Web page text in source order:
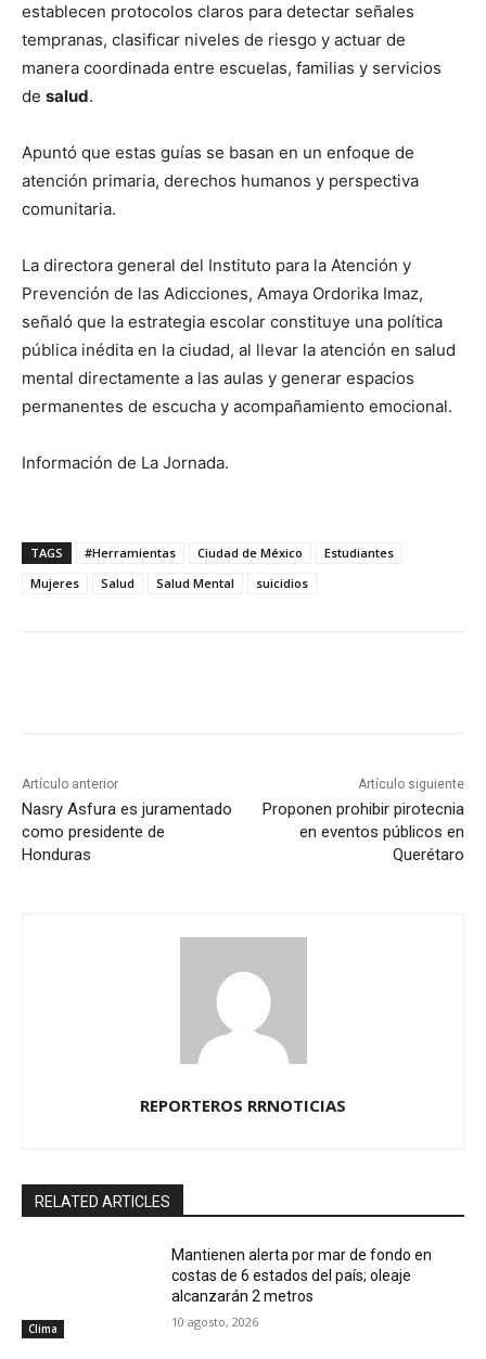
establecen protocolos claros para detectar señales
tempranas, clasificar niveles de riesgo y actuar de
manera coordinada entre escuelas, familias y servicios
de salud.
Apuntó que estas guías se basan en un enfoque de
atención primaria, derechos humanos y perspectiva
comunitaria.
La directora general del Instituto para la Atención y
Prevención de las Adicciones, Amaya Ordorika Imaz,
señaló que la estrategia escolar constituye una política
pública inédita en la ciudad, al llevar la atención en salud
mental directamente a las aulas y generar espacios
permanentes de escucha y acompañamiento emocional.
Información de La Jornada.
TAGS #Herramientas Ciudad de México
Estudiantes
Mujeres
Salud Salud Mental suicidios
Artículo anterior
Nasry Asfura es juramentado
como presidente de
Honduras
Artículo siguiente
Proponen prohibir pirotecnia
en eventos públicos en
Querétaro
REPORTEROS RRNOTICIAS
RELATED ARTICLES
Clima
Mantienen alerta por mar de fondo en
costas de 6 estados del país; oleaje
alcanzarán 2 metros
10 agosto, 2026